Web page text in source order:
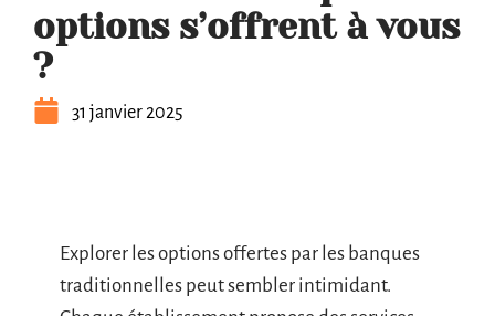
options s’offrent à vous
?
31 janvier 2025
Explorer les options offertes par les banques
traditionnelles peut sembler intimidant.